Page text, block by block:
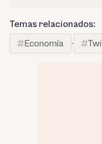
Temas relacionados:
Economía
·